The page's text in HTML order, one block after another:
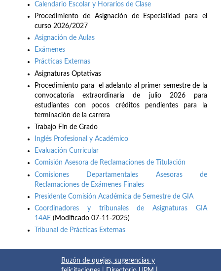
Calendario Escolar y Horarios de Clase
Procedimiento de Asignación de Especialidad para el
curso 2026/2027
Asignación de Aulas
Exámenes
Prácticas Externas
Asignaturas Optativas
Procedimiento para el adelanto al primer semestre de la
convocatoria extraordinaria de julio 2026 para
estudiantes con pocos créditos pendientes para la
terminación de la carrera
Trabajo Fin de Grado
Inglés Profesional y Académico
Evaluación Curricular
Comisión Asesora de Reclamaciones de Titulación
Comisiones Departamentales Asesoras de
Reclamaciones de Exámenes Finales
Presidente Comisión Académica de Semestre de GIA
Coordinadores y tribunales de Asignaturas GIA
14AE (Modificado 07-11-2025)
Tribunal de Prácticas Externas
Buzón de quejas, sugerencias y